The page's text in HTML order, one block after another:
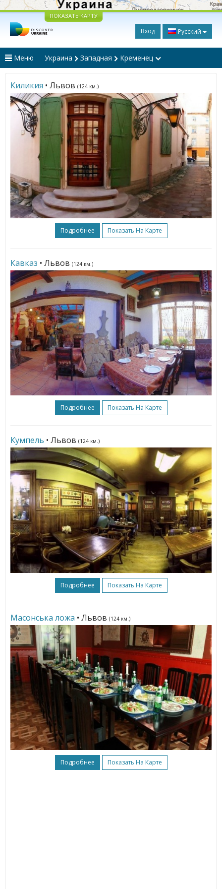
ПОКАЗАТЬ КАРТУ
Вход Русский
Меню Украина Западная Кременец
Киликия • Львов (124 км.)
Подробнее Показать На Карте
Кавказ • Львов (124 км.)
Подробнее Показать На Карте
Кумпель • Львов (124 км.)
Подробнее Показать На Карте
Масонська ложа • Львов (124 км.)
Подробнее Показать На Карте